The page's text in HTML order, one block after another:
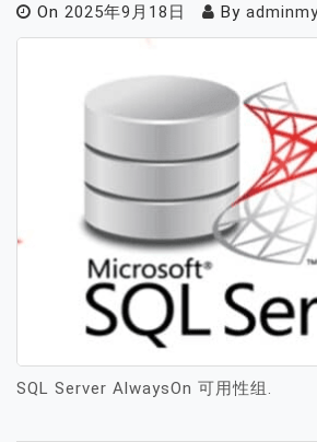
On 2025年9月18日 By
SQL Server AlwaysOn 可用性组.